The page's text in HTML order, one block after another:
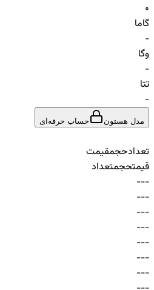
0
گاما
-
وگا
-
تتا
-
مدل هستون حساب حرفه‌ای
تعدادحجمقیمت
قیمتحجمتعداد
-
-
-
-
-
-
-
-
-
-
-
-
-
-
-
-
-
-
-
-
-